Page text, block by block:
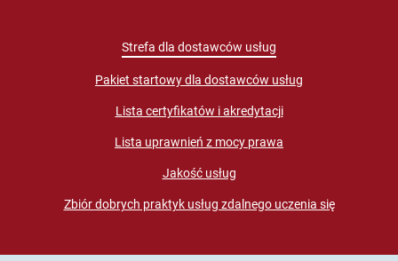
Strefa dla dostawców usług
Pakiet startowy dla dostawców usług
Lista certyfikatów i akredytacji
Lista uprawnień z mocy prawa
Jakość usług
Zbiór dobrych praktyk usług zdalnego uczenia się